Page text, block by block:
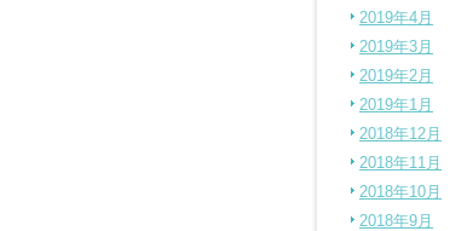
2019年4月
2019年3月
2019年2月
2019年1月
2018年12月
2018年11月
2018年10月
2018年9月